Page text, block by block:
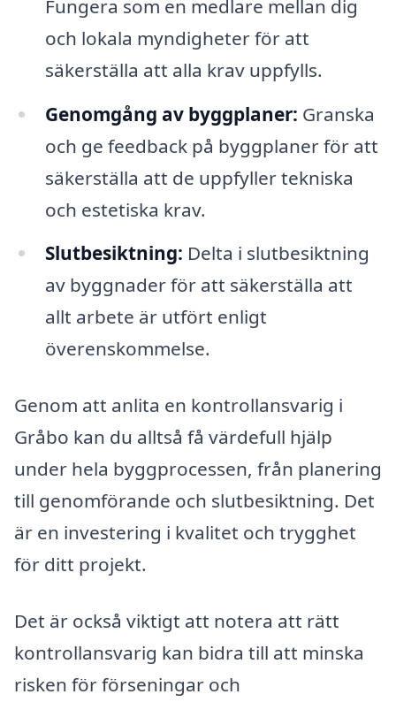
Fungera som en medlare mellan dig
och lokala myndigheter för att
säkerställa att alla krav uppfylls.
Genomgång av byggplaner: Granska
och ge feedback på byggplaner för att
säkerställa att de uppfyller tekniska
och estetiska krav.
Slutbesiktning: Delta i slutbesiktning
av byggnader för att säkerställa att
allt arbete är utfört enligt
överenskommelse.
Genom att anlita en kontrollansvarig i
Gråbo kan du alltså få värdefull hjälp
under hela byggprocessen, från planering
till genomförande och slutbesiktning. Det
är en investering i kvalitet och trygghet
för ditt projekt.
Det är också viktigt att notera att rätt
kontrollansvarig kan bidra till att minska
risken för förseningar och